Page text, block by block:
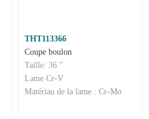
THT113366
Coupe boulon
Taille: 36 "
Lame Cr-V
Matériau de la lame : Cr-Mo